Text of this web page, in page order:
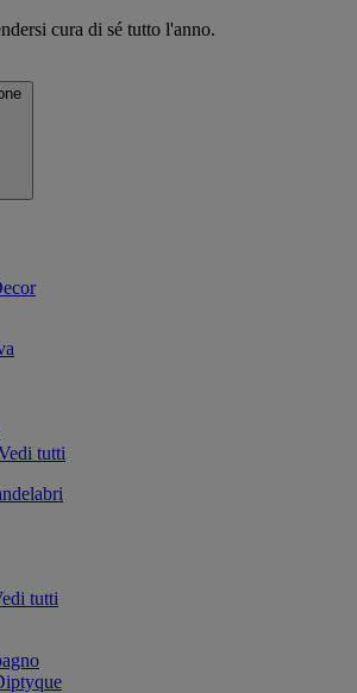
cura di sé tutto l'anno.
tutti
tutti